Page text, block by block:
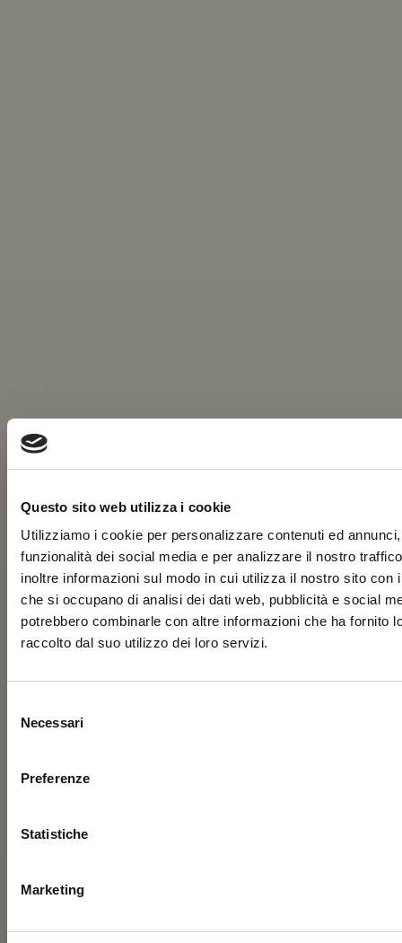
Questo sito web utilizza i cookie
Utilizziamo i cookie per personalizzare contenuti ed
funzionalità dei social media e per analizzare il nostro
inoltre informazioni sul modo in cui utilizza il nostro sito con
che si occupano di analisi dei dati web, pubblicità e social
potrebbero combinarle con altre informazioni che ha fornito
raccolto dal suo utilizzo dei loro servizi.
delNecessari
Preferenze
Statistiche
Marketing